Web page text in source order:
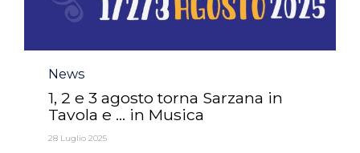
Category
News
1, 2 e 3 agosto torna Sarzana in
Tavola e … in Musica
28 Luglio 2025